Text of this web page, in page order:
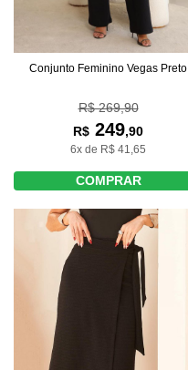
Conjunto Feminino Vegas Preto
R$ 269,90
R$ 249,90
6x de R$ 41,65
COMPRAR